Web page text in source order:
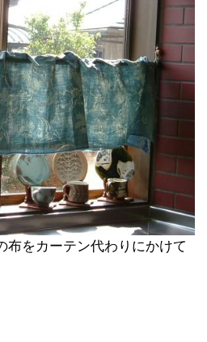
布をカーテン代わりにかけて